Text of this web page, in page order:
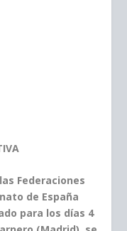
Federaciones
de España
para los días 4